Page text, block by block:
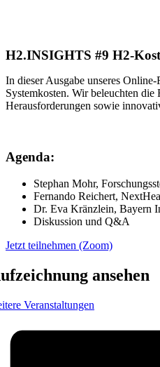
H2.INSIGHTS #9 H2-
In dieser Ausgabe unseres
Systemkosten. Wir beleuchten
Herausforderungen sowie
Agenda:
Stephan Mohr,
Fernando Reichert,
Dr. Eva Kränzlein, Bayern
Diskussion und Q&A
Jetzt teilnehmen (Zoom)
ansehen
Veranstaltungen